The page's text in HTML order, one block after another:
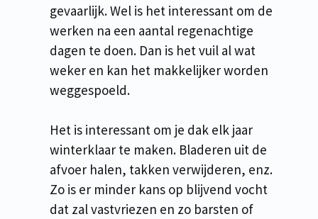
gevaarlijk. Wel is het interessant om de
werken na een aantal regenachtige
dagen te doen. Dan is het vuil al wat
weker en kan het makkelijker worden
weggespoeld.
Het is interessant om je dak elk jaar
winterklaar te maken. Bladeren uit de
afvoer halen, takken verwijderen, enz.
Zo is er minder kans op blijvend vocht
dat zal vastvriezen en zo barsten of